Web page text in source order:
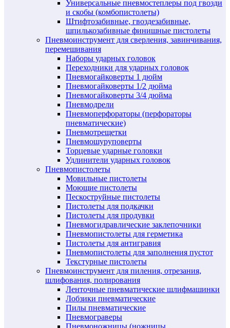
Универсальные пневмостеплеры под гвозди
и скобы (комбопистолеты)
Штифтозабивные, гвоздезабивные,
шпилькозабивные финишные пистолеты
Пневмоинструмент для сверления, завинчивания,
перемешивания
Наборы ударных головок
Переходники для ударных головок
Пневмогайковерты 1 дюйм
Пневмогайковерты 1/2 дюйма
Пневмогайковерты 3/4 дюйма
Пневмодрели
Пневмоперфораторы (перфораторы
пневматические)
Пневмотрещетки
Пневмошуруповерты
Торцевые ударные головки
Удлинители ударных головок
Пневмопистолеты
Мовильные пистолеты
Моющие пистолеты
Пескоструйные пистолеты
Пистолеты для подкачки
Пистолеты для продувки
Пневмогидравлические заклепочники
Пневмопистолеты для герметика
Пистолеты для антигравия
Пневмопистолеты для заполнения пустот
Текстурные пистолеты
Пневмоинструмент для пиления, отрезания,
шлифования, полирования
Ленточные пневматические шлифмашинки
Лобзики пневматические
Пилы пневматические
Пневмограверы
Пневмоножницы (ножницы